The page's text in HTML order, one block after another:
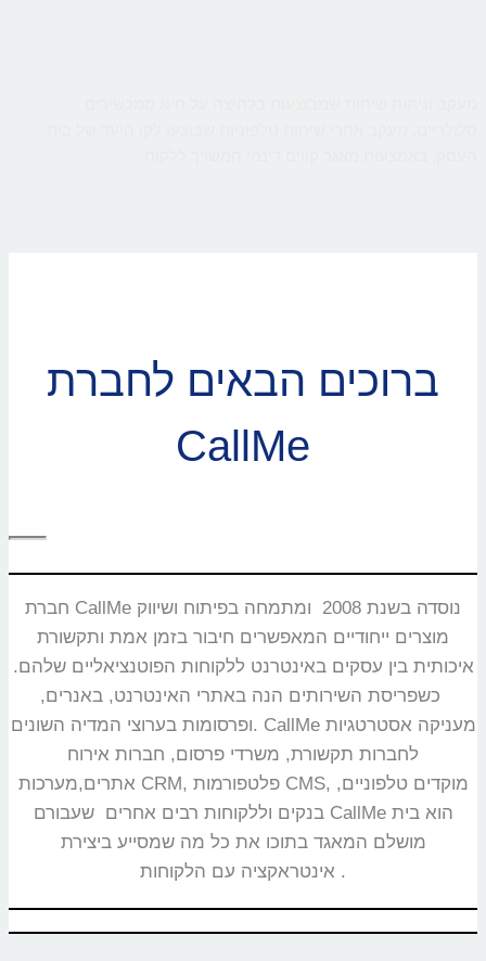
ברוכים הבאים לחברת
CallMe
חברת CallMe נוסדה בשנת 2008 ומתמחה בפיתוח ושיווק
מוצרים ייחודיים המאפשרים חיבור בזמן אמת ותקשורת
איכותית בין עסקים באינטרנט ללקוחות הפוטנציאליים שלהם.
כשפריסת השירותים הנה באתרי האינטרנט, באנרים,
ופרסומות בערוצי המדיה השונים. CallMe מעניקה אסטרטגיות
לחברות תקשורת, משרדי פרסום, חברות אירוח
אתרים,מערכות CRM, פלטפורמות CMS, מוקדים טלפוניים,
בנקים וללקוחות רבים אחרים שעבורם CallMe הוא בית
מושלם המאגד בתוכו את כל מה שמסייע ביצירת
אינטראקציה עם הלקוחות.